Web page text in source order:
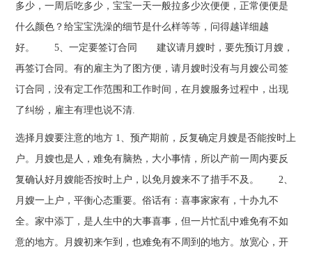
多少，一周后吃多少，宝宝一天一般拉多少次便便，正常便便是
什么颜色？给宝宝洗澡的细节是什么样等等，问得越详细越
好。 5、一定要签订合同 建议请月嫂时，要先预订月嫂，
再签订合同。有的雇主为了图方便，请月嫂时没有与月嫂公司签
订合同，没有定工作范围和工作时间，在月嫂服务过程中，出现
了纠纷，雇主有理也说不清.
选择月嫂要注意的地方 1、预产期前，反复确定月嫂是否能按时上
户。月嫂也是人，难免有脑热，大小事情，所以产前一周内要反
复确认好月嫂能否按时上户，以免月嫂来不了措手不及。 2、
月嫂一上户，平衡心态重要。俗话有：喜事家家有，十办九不
全。家中添丁，是人生中的大事喜事，但一片忙乱中难免有不如
意的地方。月嫂初来乍到，也难免有不周到的地方。放宽心，开